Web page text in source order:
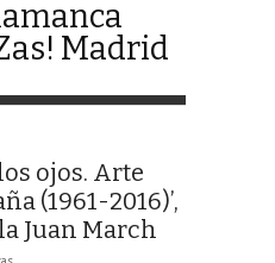
Madrid
ojos. Arte
(1961-2016)’,
Juan March